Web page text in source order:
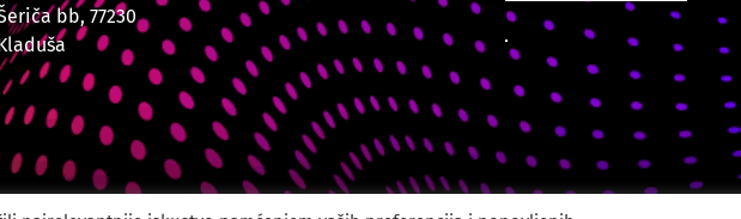
bb, 77230